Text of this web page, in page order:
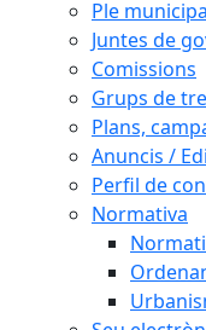
Ple
Juntes de
Comissions
Grups de
Plans,
Anuncis /
Perfil de
Normativa